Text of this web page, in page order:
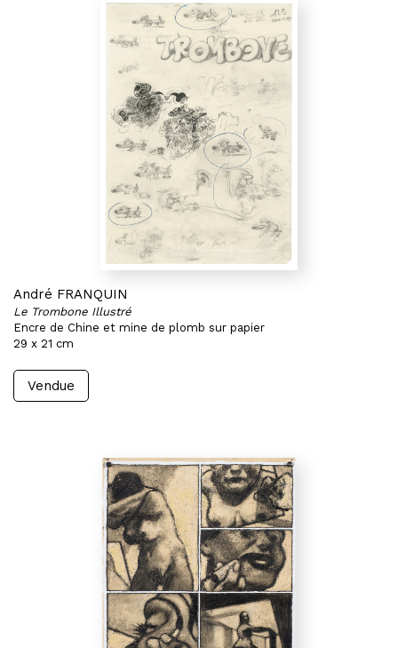
André FRANQUIN
Le Trombone Illustré
Encre de Chine et mine de plomb sur papier
29 x 21 cm
Vendue